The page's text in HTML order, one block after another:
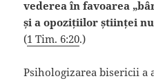
vederea în favoarea
și a opozițiilor științei
(1 Tim. 6:20.)
Psihologizarea bisericii a